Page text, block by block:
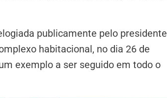
publicamente pelo presidente
habitacional, no dia 26 de
exemplo a ser seguido em todo o